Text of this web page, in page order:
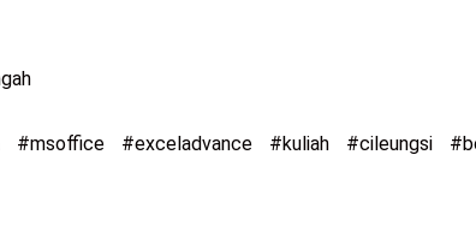
#msoffice #exceladvance #kuliah #cileungsi